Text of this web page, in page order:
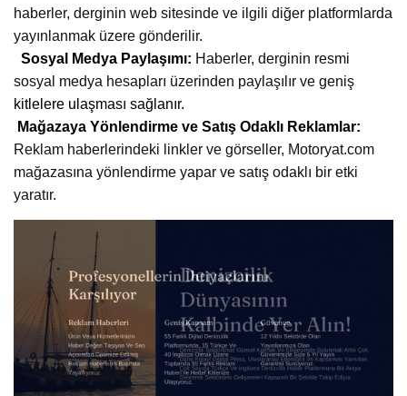
haberler, derginin web sitesinde ve ilgili diğer platformlarda
yayınlanmak üzere gönderilir.
Sosyal Medya Paylaşımı: Haberler, derginin resmi
sosyal medya hesapları üzerinden paylaşılır ve geniş
kitlelere ulaşması sağlanır.
Mağazaya Yönlendirme ve Satış Odaklı Reklamlar:
Reklam haberlerindeki linkler ve görseller, Motoryat.com
mağazasına yönlendirme yapar ve satış odaklı bir etki
yaratır.